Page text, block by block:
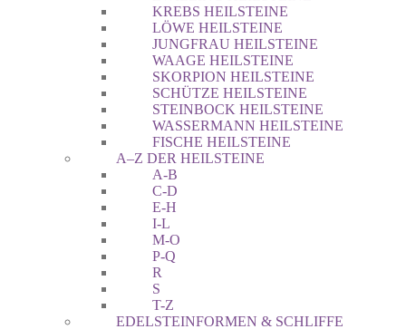
KREBS HEILSTEINE
LÖWE HEILSTEINE
JUNGFRAU HEILSTEINE
WAAGE HEILSTEINE
SKORPION HEILSTEINE
SCHÜTZE HEILSTEINE
STEINBOCK HEILSTEINE
WASSERMANN HEILSTEINE
FISCHE HEILSTEINE
A–Z DER HEILSTEINE
A-B
C-D
E-H
I-L
M-O
P-Q
R
S
T-Z
EDELSTEINFORMEN & SCHLIFFE